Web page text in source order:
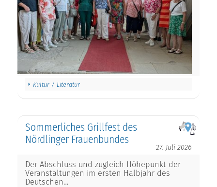
Kultur / Literatur
Sommerliches Grillfest des
Nördlinger Frauenbundes
27. Juli 2026
Der Abschluss und zugleich Höhepunkt der
Veranstaltungen im ersten Halbjahr des
Deutschen…